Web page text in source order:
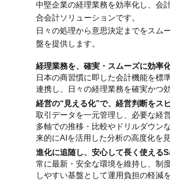
中堅企業の経理業務を効率化し、会
合会計ソリューションです。
日々の処理から意思決定までをスム
盤を提供します。
経理業務を、確実・スムーズに効率
日本の商習慣に即した会計機能を標
連携し、日々の経理業務を確実かつ
経営の“見える化”で、経営判断をス
取引データを一元管理し、必要な経
多軸での推移・比較やドリルダウン
来的にAIを活用した分析の高度化を
進化に追随し、安心して長く使える
常に最新・安全な環境を維持し、制
しやすい基盤として運用負担の軽減